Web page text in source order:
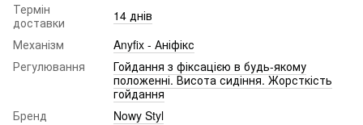
Термін
доставки
14 днів
Механізм
Anyfix - Аніфікс
Регулювання
Гойдання з фіксацією в будь-якому
положенні. Висота сидіння. Жорсткість
гойдання
Бренд
Nowy Styl